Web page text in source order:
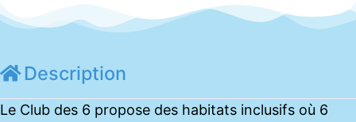
Description
Le Club des 6 propose des habitats inclusifs où 6